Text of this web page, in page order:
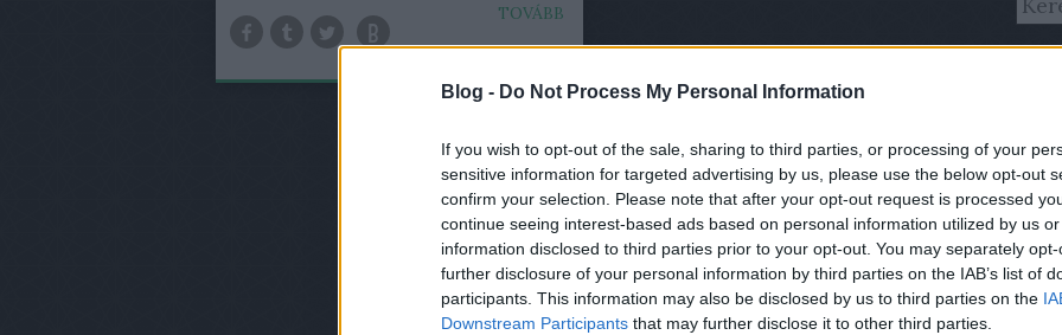
Blog - Do Not Process My Personal Information
If you wish to opt-out of the sale, sharing to third parties, or processing of your
sensitive information for targeted advertising by us, please use the below opt-out
confirm your selection. Please note that after your opt-out request is processed
continue seeing interest-based ads based on personal information utilized by us
information disclosed to third parties prior to your opt-out. You may separately
further disclosure of your personal information by third parties on the IAB’s list of
participants. This information may also be disclosed by us to third parties on the
Downstream Participants that may further disclose it to other third parties.
TOVÁBB